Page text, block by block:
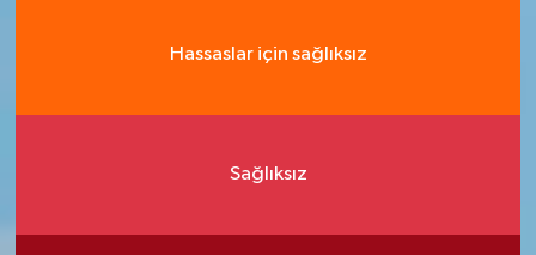
Hassaslar için sağlıksız
Sağlıksız